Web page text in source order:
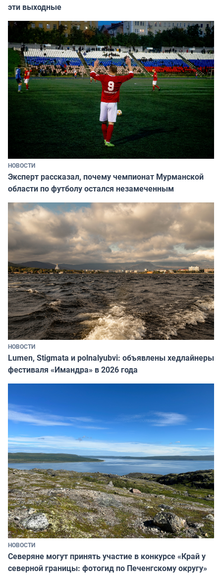
эти выходные
НОВОСТИ
Эксперт рассказал, почему чемпионат Мурманской
области по футболу остался незамеченным
НОВОСТИ
Lumen, Stigmata и polnalyubvi: объявлены хедлайнеры
фестиваля «Имандра» в 2026 года
НОВОСТИ
Северяне могут принять участие в конкурсе «Край у
северной границы: фотогид по Печенгскому округу»